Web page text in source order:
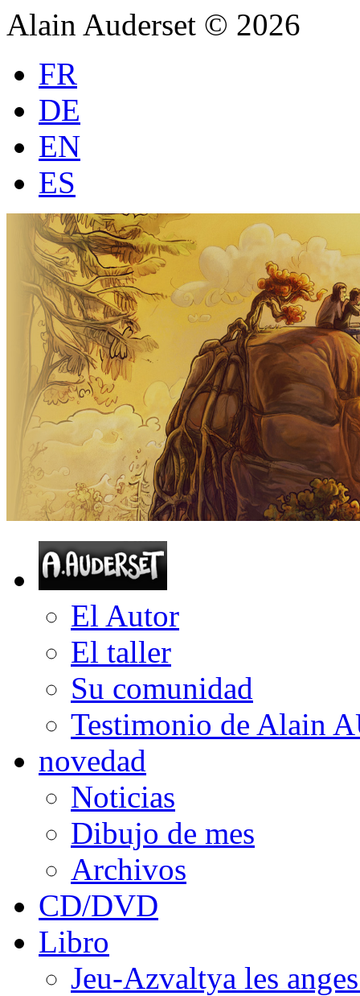
Alain Auderset © 2026
FR
DE
EN
ES
El Autor
El taller
Su comunidad
Testimonio de Alain
novedad
Noticias
Dibujo de mes
Archivos
CD/DVD
Libro
Jeu-Azvaltya les